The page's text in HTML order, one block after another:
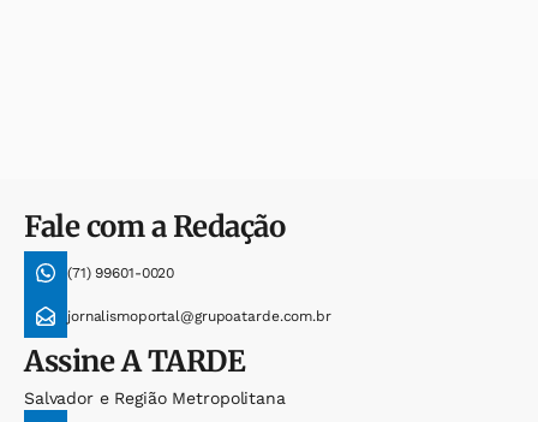
Fale com a Redação
(71) 99601-0020
jornalismoportal@grupoatarde.com.br
AssineA TARDE
Salvador e Região Metropolitana